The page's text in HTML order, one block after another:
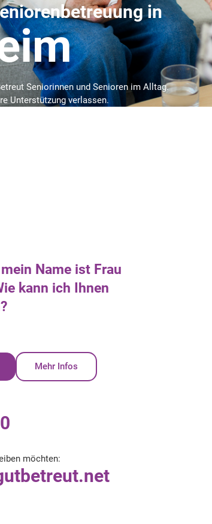
in
Seniorinnen und Senioren im Alltag.
Unterstützung verlassen.
Name ist Frau
kann ich Ihnen
Mehr Infos
möchten: